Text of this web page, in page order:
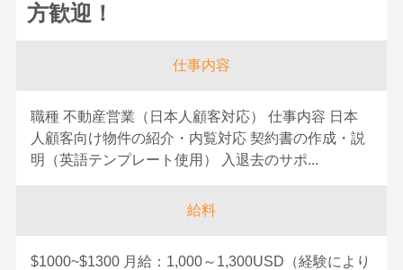
方歓迎！
仕事内容
職種 不動産営業（日本人顧客対応） 仕事内容 日本
人顧客向け物件の紹介・内覧対応 契約書の作成・説
明（英語テンプレート使用） 入退去のサポ...
給料
$1000~$1300 月給：1,000～1,300USD（経験により